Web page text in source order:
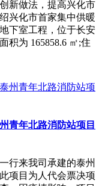
新做法，提高兴化市
兴化市首家集中供暖
下室工程，位于长安
积为 165858.6 ㎡;住
青年北路消防站项目
行来我司承建的泰州
项目为人代会票决项